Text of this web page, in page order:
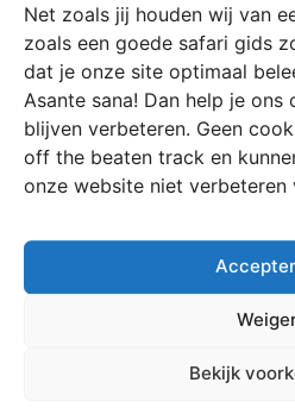
Net zoals jij houden wij van
zoals een goede safari gids
dat je onze site optimaal
Asante sana! Dan help je
blijven verbeteren. Geen
off the beaten track en
onze website niet verbeteren
Bekijk
van die handel genoeg hebben.
dat zij er genoeg van hebben
welvaartsgoederen bij hen
manier de kans ontnemen zelf
bouwen? Wanneer onze
van de Oost-Afrikkanse markt
langzaam van de markt
om de hoek komt kijken is dat
dichten. Het is dus van groot
Afrikaanse textiel industrie
ondersteunt en geholpen